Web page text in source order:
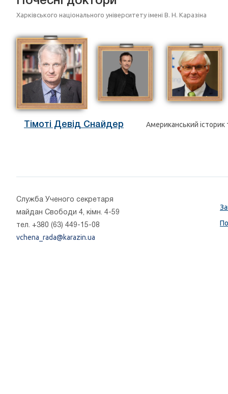
Харківського національного університету імені В. Н. Каразіна
Тімоті Девід Снайдер Американський
Cлужба Ученого секретаря
майдан Свободи 4, кімн. 4-59
тел. +380 (63) 449-15-08
vchena_rada@karazin.ua